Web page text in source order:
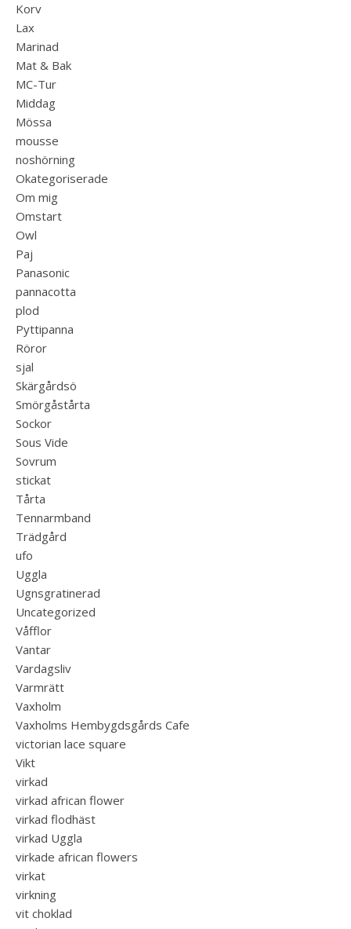
Korv
Lax
Marinad
Mat & Bak
MC-Tur
Middag
Mössa
mousse
noshörning
Okategoriserade
Om mig
Omstart
Owl
Paj
Panasonic
pannacotta
plod
Pyttipanna
Röror
sjal
Skärgårdsö
Smörgåstårta
Sockor
Sous Vide
Sovrum
stickat
Tårta
Tennarmband
Trädgård
ufo
Uggla
Ugnsgratinerad
Uncategorized
Våfflor
Vantar
Vardagsliv
Varmrätt
Vaxholm
Vaxholms Hembygdsgårds Cafe
victorian lace square
Vikt
virkad
virkad african flower
virkad flodhäst
virkad Uggla
virkade african flowers
virkat
virkning
vit choklad